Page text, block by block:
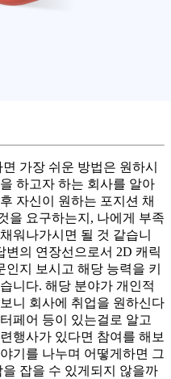
가장 쉬운 방법은 원하시
하고자 하는 회사를 알아
자신이 원하는 포지션 채
을 요구하는지, 나에게 부족
워나가시면 될 것 같습니
변의 연장선으로서 2D 캐릭
지 보시고 해당 능력을 키
니다. 해당 분야가 개인적
니 회사에 취업을 원하신다
페어 등이 있는걸로 알고
행사가 있다면 참여를 해보
기를 나누며 어떻게하면 그
잡을 수 있게되지 않을까